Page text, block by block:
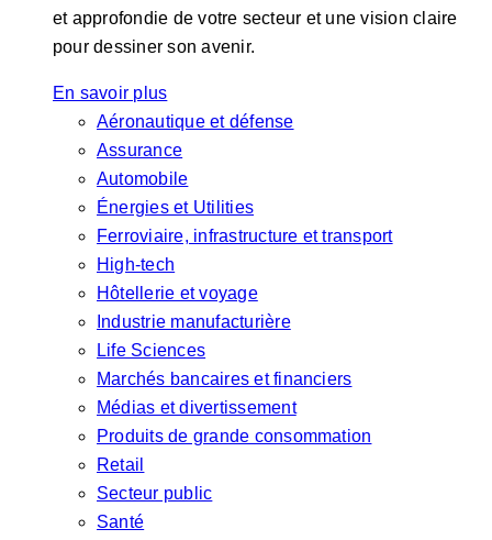
et approfondie de votre secteur et une vision claire
pour dessiner son avenir.
En savoir plus
Aéronautique et défense
Assurance
Automobile
Énergies et Utilities
Ferroviaire, infrastructure et transport
High-tech
Hôtellerie et voyage
Industrie manufacturière
Life Sciences
Marchés bancaires et financiers
Médias et divertissement
Produits de grande consommation
Retail
Secteur public
Santé